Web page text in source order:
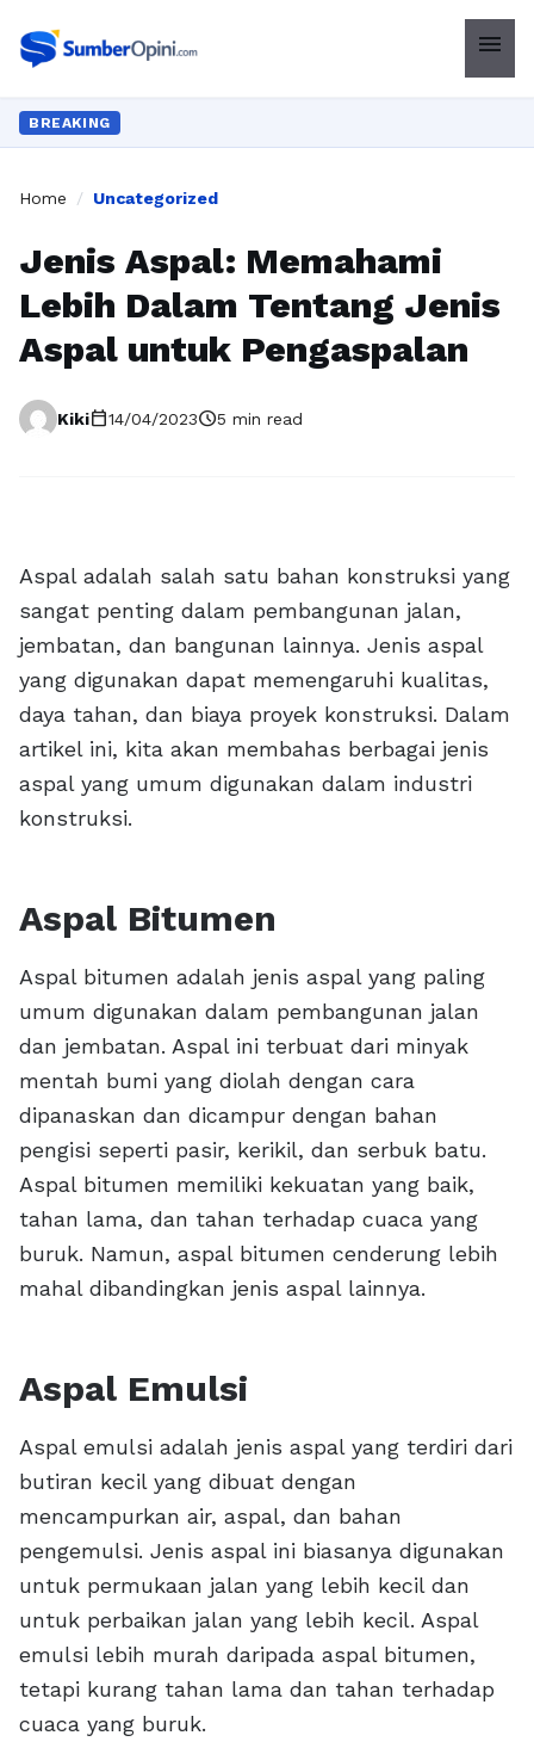
menu
BREAKING
Home / Uncategorized
Jenis Aspal: Memahami
Lebih Dalam Tentang Jenis
Aspal untuk Pengaspalan
Kikicalendar_today14/04/2023schedule5 min read
Aspal adalah salah satu bahan konstruksi yang
sangat penting dalam pembangunan jalan,
jembatan, dan bangunan lainnya. Jenis aspal
yang digunakan dapat memengaruhi kualitas,
daya tahan, dan biaya proyek konstruksi. Dalam
artikel ini, kita akan membahas berbagai jenis
aspal yang umum digunakan dalam industri
konstruksi.
Aspal Bitumen
Aspal bitumen adalah jenis aspal yang paling
umum digunakan dalam pembangunan jalan
dan jembatan. Aspal ini terbuat dari minyak
mentah bumi yang diolah dengan cara
dipanaskan dan dicampur dengan bahan
pengisi seperti pasir, kerikil, dan serbuk batu.
Aspal bitumen memiliki kekuatan yang baik,
tahan lama, dan tahan terhadap cuaca yang
buruk. Namun, aspal bitumen cenderung lebih
mahal dibandingkan jenis aspal lainnya.
Aspal Emulsi
Aspal emulsi adalah jenis aspal yang terdiri dari
butiran kecil yang dibuat dengan
mencampurkan air, aspal, dan bahan
pengemulsi. Jenis aspal ini biasanya digunakan
untuk permukaan jalan yang lebih kecil dan
untuk perbaikan jalan yang lebih kecil. Aspal
emulsi lebih murah daripada aspal bitumen,
tetapi kurang tahan lama dan tahan terhadap
cuaca yang buruk.